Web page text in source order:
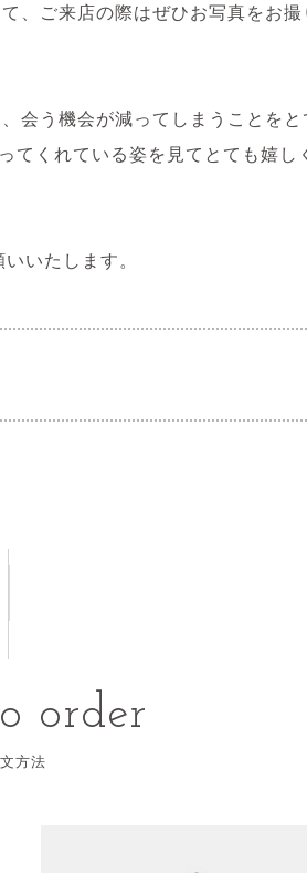
、ご来店の際はぜひお写真をお
会う機会が減ってしまうことを
てくれている姿を見てとても嬉し
いたします。
order
方法